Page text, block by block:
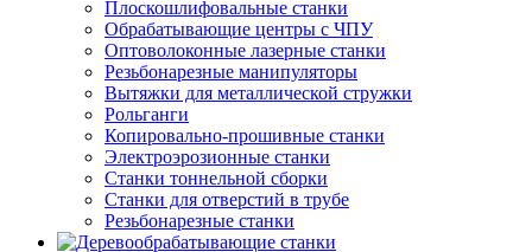
Плоскошлифовальные станки
Обрабатывающие центры с ЧПУ
Оптоволоконные лазерные станки
Резьбонарезные манипуляторы
Вытяжки для металлической стружки
Рольганги
Копировально-прошивные станки
Электроэрозионные станки
Станки тоннельной сборки
Станки для отверстий в трубе
Резьбонарезные станки